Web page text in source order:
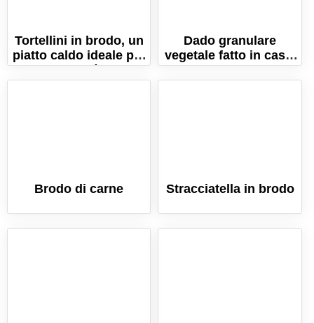
Tortellini in brodo, un
piatto caldo ideale per
le giornate più fredde
Dado granulare
vegetale fatto in casa.
La ricetta facile senza
essiccatore!
Brodo di carne Stracciatella in brodo